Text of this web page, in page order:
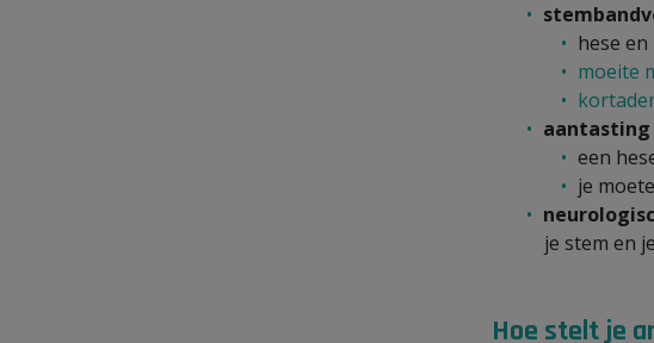
hese en
moeite
aantasting
een
je
je stem en
Hoe stelt je